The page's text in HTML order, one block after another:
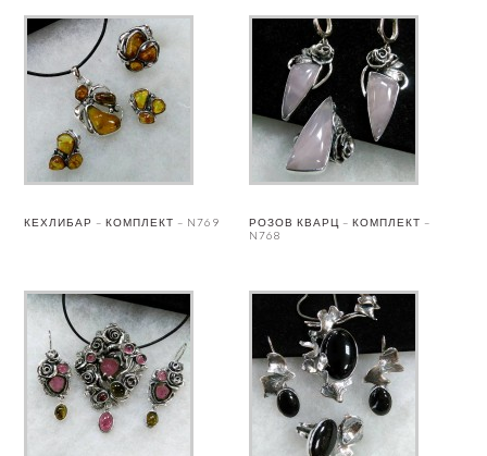
КЕХЛИБАР – КОМПЛЕКТ – N769
РОЗОВ КВАРЦ – КОМПЛЕКТ –
N768